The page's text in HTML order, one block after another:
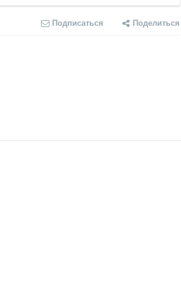
Подписаться Поделиться